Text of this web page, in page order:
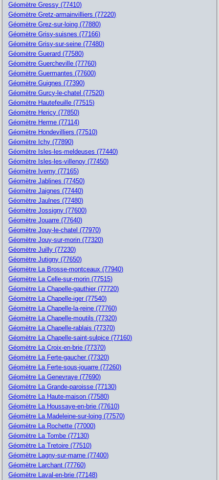
Géomètre Gressy (77410)
Géomètre Gretz-armainvilliers (77220)
Géomètre Grez-sur-loing (77880)
Géomètre Grisy-suisnes (77166)
Géomètre Grisy-sur-seine (77480)
Géomètre Guerard (77580)
Géomètre Guercheville (77760)
Géomètre Guermantes (77600)
Géomètre Guignes (77390)
Géomètre Gurcy-le-chatel (77520)
Géomètre Hautefeuille (77515)
Géomètre Hericy (77850)
Géomètre Herme (77114)
Géomètre Hondevilliers (77510)
Géomètre Ichy (77890)
Géomètre Isles-les-meldeuses (77440)
Géomètre Isles-les-villenoy (77450)
Géomètre Iverny (77165)
Géomètre Jablines (77450)
Géomètre Jaignes (77440)
Géomètre Jaulnes (77480)
Géomètre Jossigny (77600)
Géomètre Jouarre (77640)
Géomètre Jouy-le-chatel (77970)
Géomètre Jouy-sur-morin (77320)
Géomètre Juilly (77230)
Géomètre Jutigny (77650)
Géomètre La Brosse-montceaux (77940)
Géomètre La Celle-sur-morin (77515)
Géomètre La Chapelle-gauthier (77720)
Géomètre La Chapelle-iger (77540)
Géomètre La Chapelle-la-reine (77760)
Géomètre La Chapelle-moutils (77320)
Géomètre La Chapelle-rablais (77370)
Géomètre La Chapelle-saint-sulpice (77160)
Géomètre La Croix-en-brie (77370)
Géomètre La Ferte-gaucher (77320)
Géomètre La Ferte-sous-jouarre (77260)
Géomètre La Genevraye (77690)
Géomètre La Grande-paroisse (77130)
Géomètre La Haute-maison (77580)
Géomètre La Houssaye-en-brie (77610)
Géomètre La Madeleine-sur-loing (77570)
Géomètre La Rochette (77000)
Géomètre La Tombe (77130)
Géomètre La Tretoire (77510)
Géomètre Lagny-sur-marne (77400)
Géomètre Larchant (77760)
Géomètre Laval-en-brie (77148)